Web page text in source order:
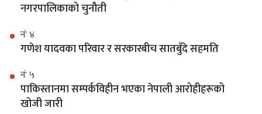
नगरपालिकाको चुनौती
नंः ४
गणेश यादवका परिवार र सरकारबीच सातबुँदे सहमति
नंः ५
पाकिस्तानमा सम्पर्कविहीन भएका नेपाली आरोहीहरूको
खोजी जारी